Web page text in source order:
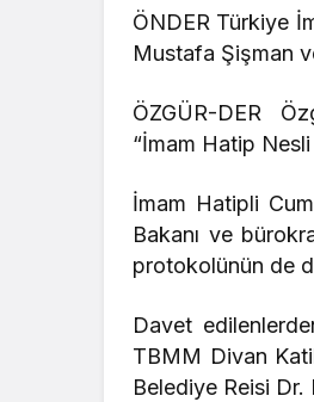
ÖNDER Türkiye
Mustafa Şişman
ÖZGÜR-DER
“İmam Hatip
İmam Hatipli
Bakanı ve
protokolünün de
Davet
TBMM Divan
Belediye Reisi Dr.